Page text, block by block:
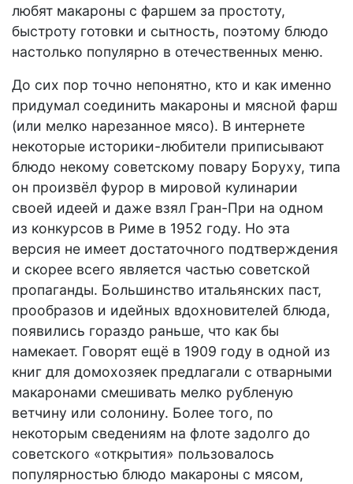
любят макароны с фаршем за простоту,
быстроту готовки и сытность, поэтому блюдо
настолько популярно в отечественных меню.
До сих пор точно непонятно, кто и как именно
придумал соединить макароны и мясной фарш
(или мелко нарезанное мясо). В интернете
некоторые историки-любители приписывают
блюдо некому советскому повару Боруху, типа
он произвёл фурор в мировой кулинарии
своей идеей и даже взял Гран-При на одном
из конкурсов в Риме в 1952 году. Но эта
версия не имеет достаточного подтверждения
и скорее всего является частью советской
пропаганды. Большинство итальянских паст,
прообразов и идейных вдохновителей блюда,
появились гораздо раньше, что как бы
намекает. Говорят ещё в 1909 году в одной из
книг для домохозяек предлагали с отварными
макаронами смешивать мелко рубленую
ветчину или солонину. Более того, по
некоторым сведениям на флоте задолго до
советского «открытия» пользовалось
популярностью блюдо макароны с мясом,